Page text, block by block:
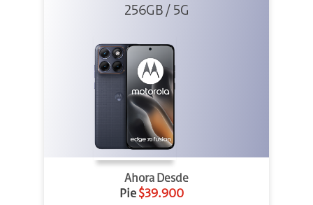
Azul
256GB / 5G
Ahora Desde
Pie $39.900